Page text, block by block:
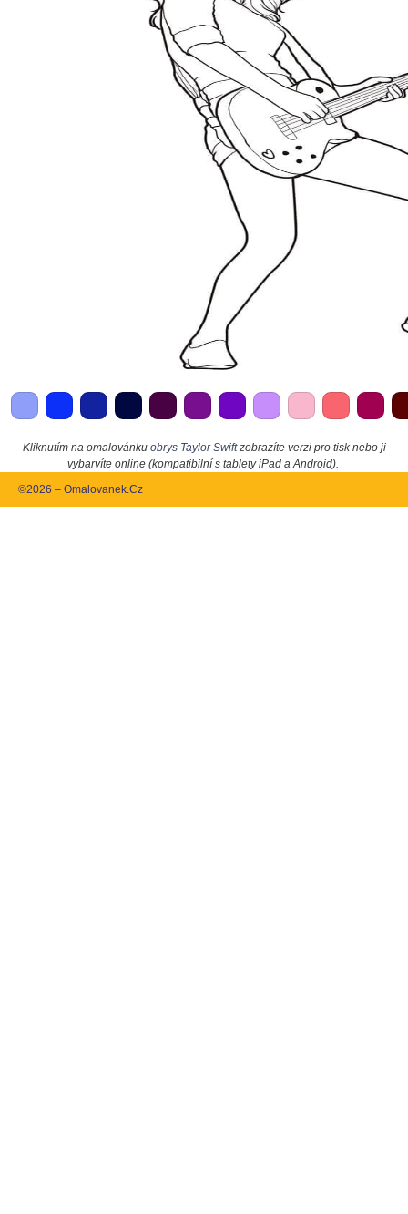
Kliknutím na omalovánku obrys Taylor Swiftzobrazíte verzi pro tisk nebo ji
vybarvíte online (kompatibilní s tablety iPad a Android).
©2026 – Omalovanek.Cz